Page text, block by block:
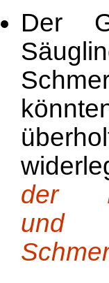
Der
der
und